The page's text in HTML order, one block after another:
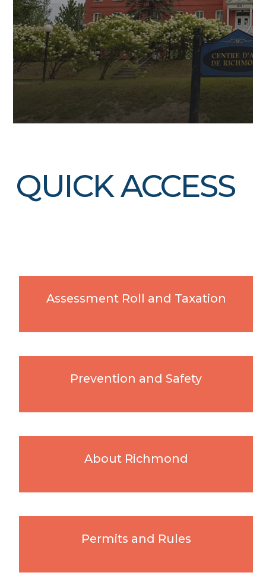
QUICK ACCESS
Assessment Roll and Taxation
Prevention and Safety
About Richmond
Permits and Rules